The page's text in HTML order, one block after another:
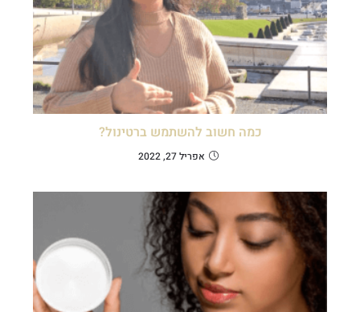
כמה חשוב להשתמש ברטינול?
אפריל 27, 2022